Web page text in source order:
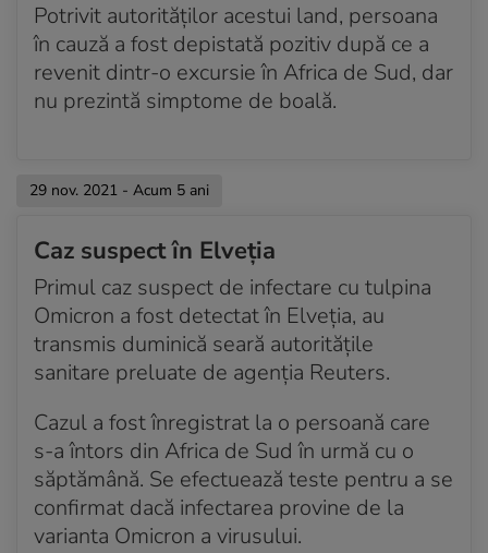
Potrivit autorităţilor acestui land, persoana
în cauză a fost depistată pozitiv după ce a
revenit dintr-o excursie în Africa de Sud, dar
nu prezintă simptome de boală.
29 nov. 2021 - Acum 5 ani
Caz suspect în Elveția
Primul caz suspect de infectare cu tulpina
Omicron a fost detectat în Elveția, au
transmis duminică seară autoritățile
sanitare preluate de agenția Reuters.
Cazul a fost înregistrat la o persoană care
s-a întors din Africa de Sud în urmă cu o
săptămână. Se efectuează teste pentru a se
confirmat dacă infectarea provine de la
varianta Omicron a virusului.